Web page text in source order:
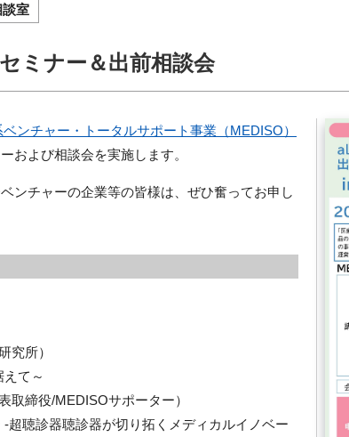
談室
ミナー＆出前相談会
ベンチャー・トータルサポート事業（MEDISO）
および相談会を実施します。
ンチャーの企業等の皆様は、ぜひ奮ってお申し
究所）
て～
取締役/MEDISOサポーター）
超聴診器聴診器が切り拓くメディカルイノベー